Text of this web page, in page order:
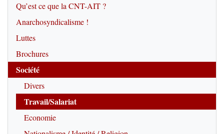
Qu’est ce que la CNT-AIT ?
Anarchosyndicalisme !
Luttes
Brochures
Société
Divers
Travail/Salariat
Economie